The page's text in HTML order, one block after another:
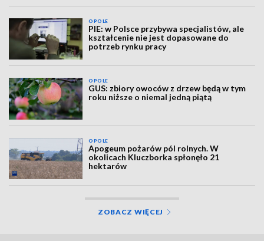
OPOLE
PIE: w Polsce przybywa specjalistów, ale
kształcenie nie jest dopasowane do
potrzeb rynku pracy
OPOLE
GUS: zbiory owoców z drzew będą w tym
roku niższe o niemal jedną piątą
OPOLE
Apogeum pożarów pól rolnych. W
okolicach Kluczborka spłonęło 21
hektarów
ZOBACZ WIĘCEJ